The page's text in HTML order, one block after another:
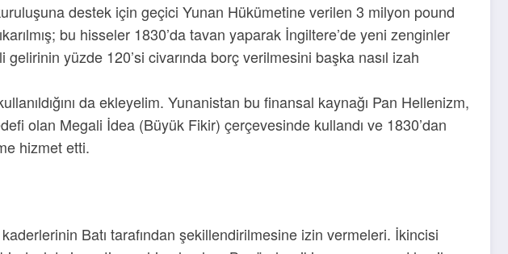
destek için geçici Yunan Hükümetine verilen 3 milyon pound
bu hisseler 1830’da tavan yaparak İngiltere’de yeni zenginler
yüzde 120’si civarında borç verilmesini başka nasıl izah
da ekleyelim. Yunanistan bu finansal kaynağı Pan Hellenizm,
olan Megali İdea (Büyük Fikir) çerçevesinde kullandı ve 1830’dan
hizmet etti.
Batı tarafından şekillendirilmesine izin vermeleri. İkincisi